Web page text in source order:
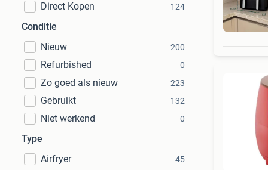
Direct Kopen
124
Conditie
Nieuw
200
Refurbished 0
Zo goed als nieuw 223
Gebruikt 132
Niet werkend 0
Type
Airfryer
45